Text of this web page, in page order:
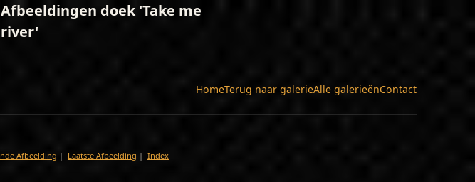
doek 'Take me
HomeTerug naar galerieAlle galerieënContact
Afbeelding | Laatste Afbeelding | Index